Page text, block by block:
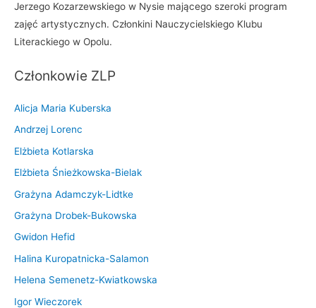
Jerzego Kozarzewskiego w Nysie mającego szeroki program
zajęć artystycznych. Członkini Nauczycielskiego Klubu
Literackiego w Opolu.
Członkowie ZLP
Alicja Maria Kuberska
Andrzej Lorenc
Elżbieta Kotlarska
Elżbieta Śnieżkowska-Bielak
Grażyna Adamczyk-Lidtke
Grażyna Drobek-Bukowska
Gwidon Hefid
Halina Kuropatnicka-Salamon
Helena Semenetz-Kwiatkowska
Igor Wieczorek